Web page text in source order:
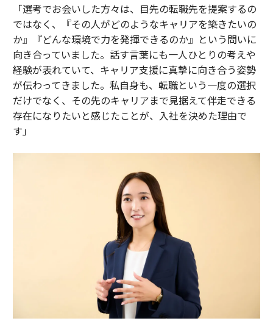
「選考でお会いした方々は、目先の転職先を提案するの
ではなく、『その人がどのようなキャリアを築きたいの
か』『どんな環境で力を発揮できるのか』という問いに
向き合っていました。話す言葉にも一人ひとりの考えや
経験が表れていて、キャリア支援に真摯に向き合う姿勢
が伝わってきました。私自身も、転職という一度の選択
だけでなく、その先のキャリアまで見据えて伴走できる
存在になりたいと感じたことが、入社を決めた理由で
す」